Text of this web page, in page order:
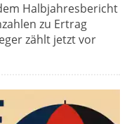
Halbjahresbericht
zu Ertrag
zählt jetzt vor